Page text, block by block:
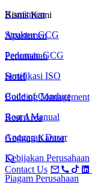
Komitmen
Struktur GCG
Pedoman GCG
Sertifikasi ISO
Code of Conduct
Board Manual
Anggaran Dasar
Kebijakan Perusahaan
Piagam Perusahaan
Bisnis Kami
Apartemen
Perumahan
Hotel
Building Management
Rest Area
Gedung Kantor
Contact Us